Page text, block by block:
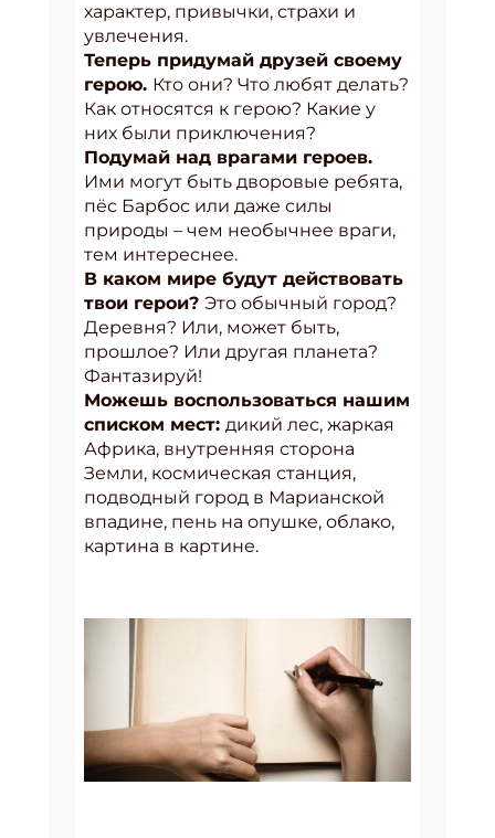
характер, привычки, страхи и
увлечения.
Теперь придумай друзей своему
герою. Кто они? Что любят делать?
Как относятся к герою? Какие у
них были приключения?
Подумай над врагами героев.
Ими могут быть дворовые ребята,
пёс Барбос или даже силы
природы – чем необычнее враги,
тем интереснее.
В каком мире будут действовать
твои герои? Это обычный город?
Деревня? Или, может быть,
прошлое? Или другая планета?
Фантазируй!
Можешь воспользоваться нашим
списком мест: дикий лес, жаркая
Африка, внутренняя сторона
Земли, космическая станция,
подводный город в Марианской
впадине, пень на опушке, облако,
картина в картине.